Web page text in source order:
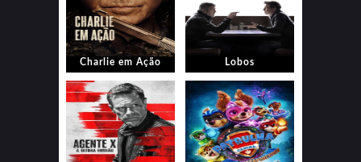
Charlie em Ação Lobos